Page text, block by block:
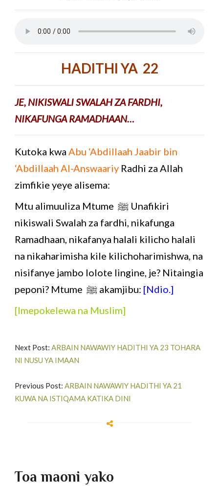
HADITHI YA 22
JE, NIKISWALI SWALAH ZA FARDHI,
NIKAFUNGA RAMADHAAN…
Kutoka kwa Abu ‘Abdillaah Jaabir bin
‘Abdillaah Al-Answaariy Radhi za Allah
zimfikie yeye alisema:
Mtu alimuuliza Mtume ﷺ Unafikiri
nikiswali Swalah za fardhi, nikafunga
Ramadhaan, nikafanya halali kilicho halali
na nikaharimisha kile kilichoharimishwa, na
nisifanye jambo lolote lingine, je? Nitaingia
peponi? Mtume ﷺ akamjibu: [Ndio.]
[Imepokelewa na Muslim]
Next Post: ARBAIN NAWAWIY HADITHI YA 23 TOHARA
NI NUSU YA IMAAN
Previous Post: ARBAIN NAWAWIY HADITHI YA 21
KUWA NA ISTIQAMA KATIKA DINI
Toa maoni yako